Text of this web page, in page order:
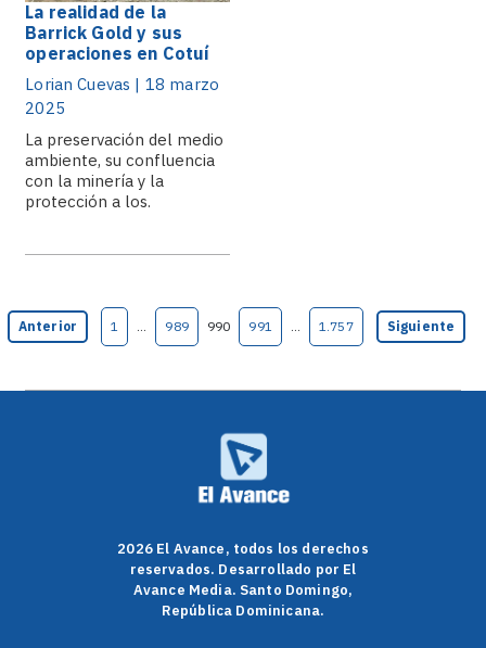
La realidad de la
Barrick Gold y sus
operaciones en Cotuí
Lorian Cuevas | 18 marzo
2025
La preservación del medio
ambiente, su confluencia
con la minería y la
protección a los.
Anterior 1 … 989 990 991 … 1.757 Siguiente
2026 El Avance, todos los derechos
reservados. Desarrollado por El
Avance Media. Santo Domingo,
República Dominicana.